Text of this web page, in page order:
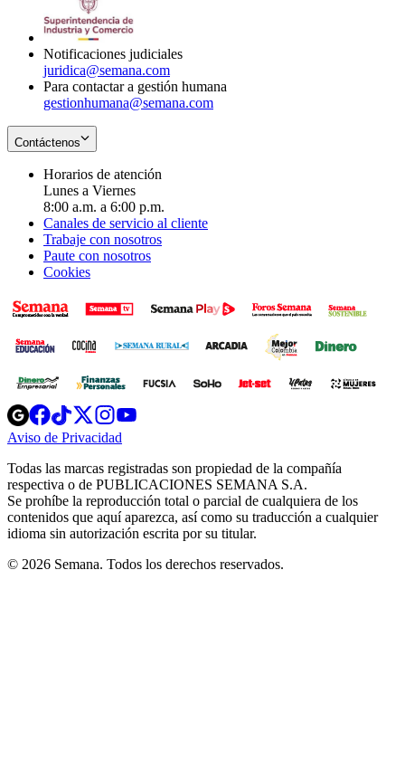
Notificaciones judiciales
juridica@semana.com
Para contactar a gestión humana
gestionhumana@semana.com
Contáctenos
Horarios de atención
Lunes a Viernes
8:00 a.m. a 6:00 p.m.
Canales de servicio al cliente
Trabaje con nosotros
Paute con nosotros
Cookies
Opens
in
new
Opens
in
new
Opens
in
new
window
Opens
new
windowwindow
Aviso de Privacidad
new
window
Todas las marcas registradas son propiedad de la compañía
respectiva o de PUBLICACIONES SEMANA S.A.
Se prohíbe la reproducción total o parcial de cualquiera de los
contenidos que aquí aparezca, así como su traducción a cualquier
idioma sin autorización escrita por su titular.
© 2026 Semana. Todos los derechos reservados.